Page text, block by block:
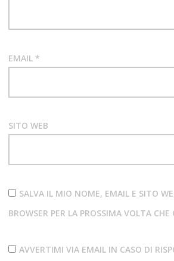
EMAIL *
SITO WEB
SALVA IL MIO NOME, EMAIL E SITO
BROWSER PER LA PROSSIMA VOLTA
AVVERTIMI VIA EMAIL IN CASO DI